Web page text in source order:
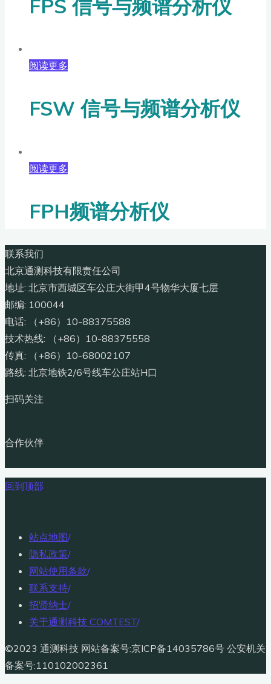
FPS 信号与频谱分析仪
阅读更多
FSW 信号与频谱分析仪
阅读更多
FPH频谱分析仪
联系我们
北京通测科技有限责任公司
地址: 北京市西城区车公庄大街甲4号物华大厦七层
邮编: 100044
电话: （+86）10-88375588
技术热线: （+86）10-88375558
传真: （+86）10-68002107
路线: 北京地铁2/6号线车公庄站H口
扫码关注
合作伙伴
回到顶部
站点地图/
隐私政策/
网站使用条款/
联系支持/
招贤纳士/
关于通测科技 COMTEST/
©2023 通测科技 网站备案号:京ICP备14035786号 公安机关
备案号:110102002361